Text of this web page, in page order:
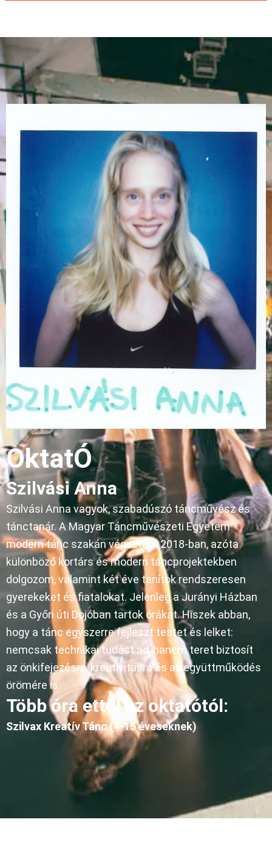
OktatÓ
Szilvási Anna
Szilvási Anna vagyok, szabadúszó táncművész és
tánctanár. A Magyar Táncművészeti Egyetem
modern tánc szakán végeztem 2018-ban, azóta
különböző kortárs és modern táncprojektekben
dolgozom, valamint két éve tanítok rendszeresen
gyerekeket és fiatalokat. Jelenleg a Jurányi Házban
és a Győri úti Dojóban tartok órákat. Hiszek abban,
hogy a tánc egyszerre fejleszt testet és lelket:
nemcsak technikai tudást ad, hanem teret biztosít
az önkifejezésre, kreativitásra és az együttműködés
örömére is.
Több óra ettől az oktatótól:
Szilvax Kreatív Tánc (4-15 éveseknek)